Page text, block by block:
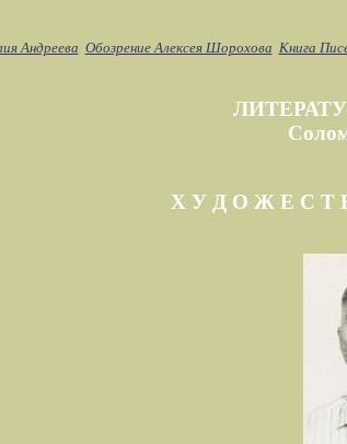
Андреева Обозрение Алексея Шорохова Книга
Х У Д О Ж Е С